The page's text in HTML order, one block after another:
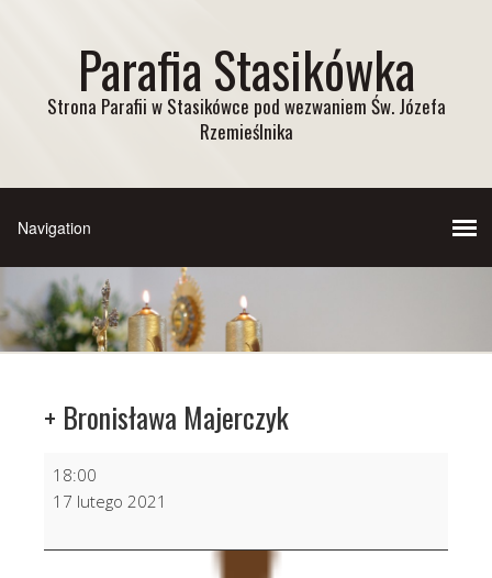
Parafia Stasikówka
Strona Parafii w Stasikówce pod wezwaniem Św. Józefa
Rzemieślnika
+ Bronisława Majerczyk
Bronisława
Majerczyk
18:00
17 lutego 2021